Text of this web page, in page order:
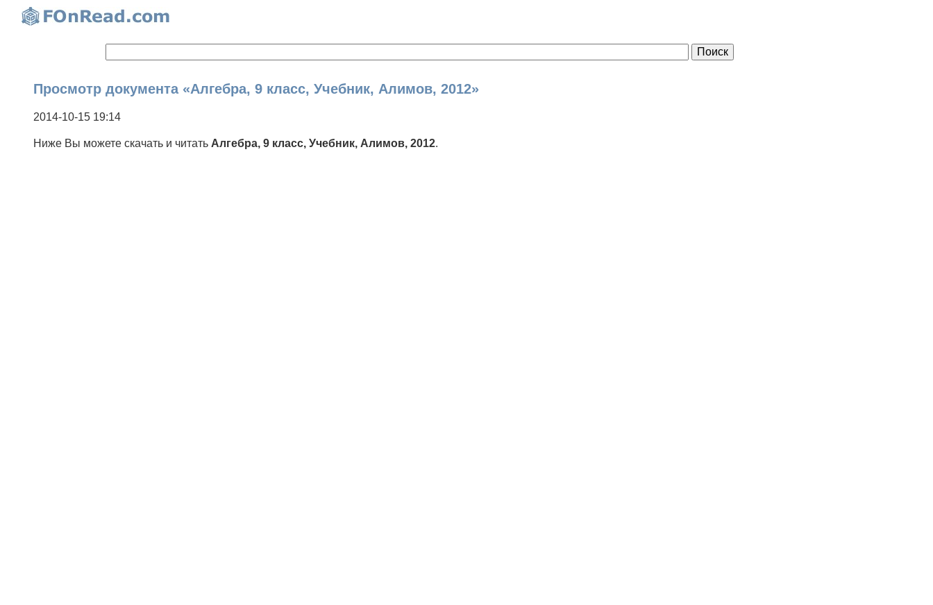
Просмотр документа «Алгебра, 9 класс, Учебник, Алимов, 2012»
2014-10-15 19:14
Ниже Вы можете скачать и читать Алгебра, 9 класс, Учебник, Алимов, 2012.